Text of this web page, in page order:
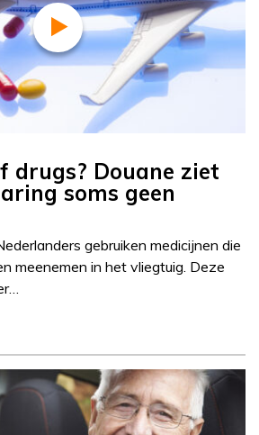
drugs? Douane ziet
soms geen
gebruiken medicijnen die
meenemen in het vliegtuig. Deze